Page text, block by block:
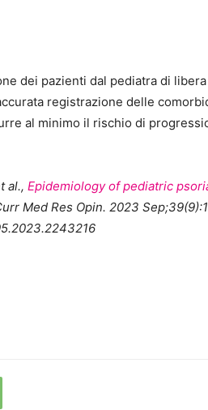
dei pazienti dal pediatra di
registrazione delle
al minimo il rischio di
al., Epidemiology of pediatric
Med Res Opin. 2023